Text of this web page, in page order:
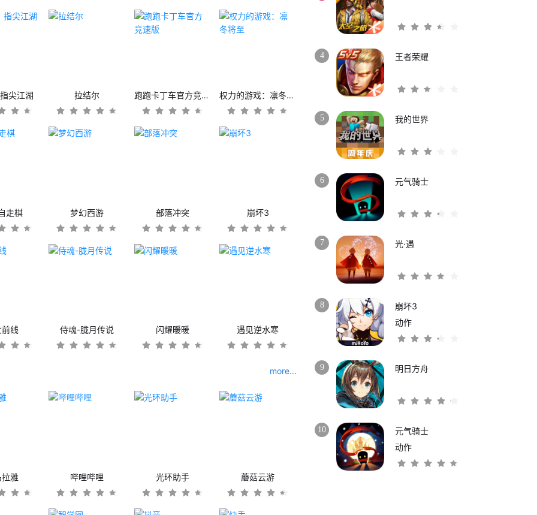
尖江湖 拉结尔 跑跑卡丁车官方竞速版 权力的游戏：凛冬将至
走棋 梦幻西游 部落冲突 崩坏3
线 侍魂-胧月传说 闪耀暖暖 遇见逆水寒
more...
雅 哔哩哔哩 光环助手 蘑菇云游
4 王者荣耀
5 我的世界
6 元气骑士
7 光·遇
8
崩坏3
动作
9 明日方舟
10
元气骑士
动作